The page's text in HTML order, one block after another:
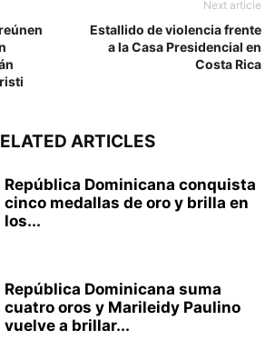
Next article
Estallido de violencia frente
a la Casa Presidencial en
Costa Rica
ARTICLES
República Dominicana conquista
cinco medallas de oro y brilla en
los...
República Dominicana suma
cuatro oros y Marileidy Paulino
vuelve a brillar...